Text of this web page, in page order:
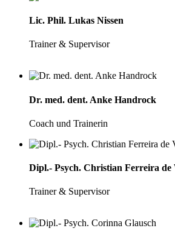
Lic. Phil. Lukas Nissen
Trainer & Supervisor
Dr. med. dent. Anke Handrock
Coach und Trainerin
Dipl.- Psych. Christian Ferreira de
Trainer & Supervisor